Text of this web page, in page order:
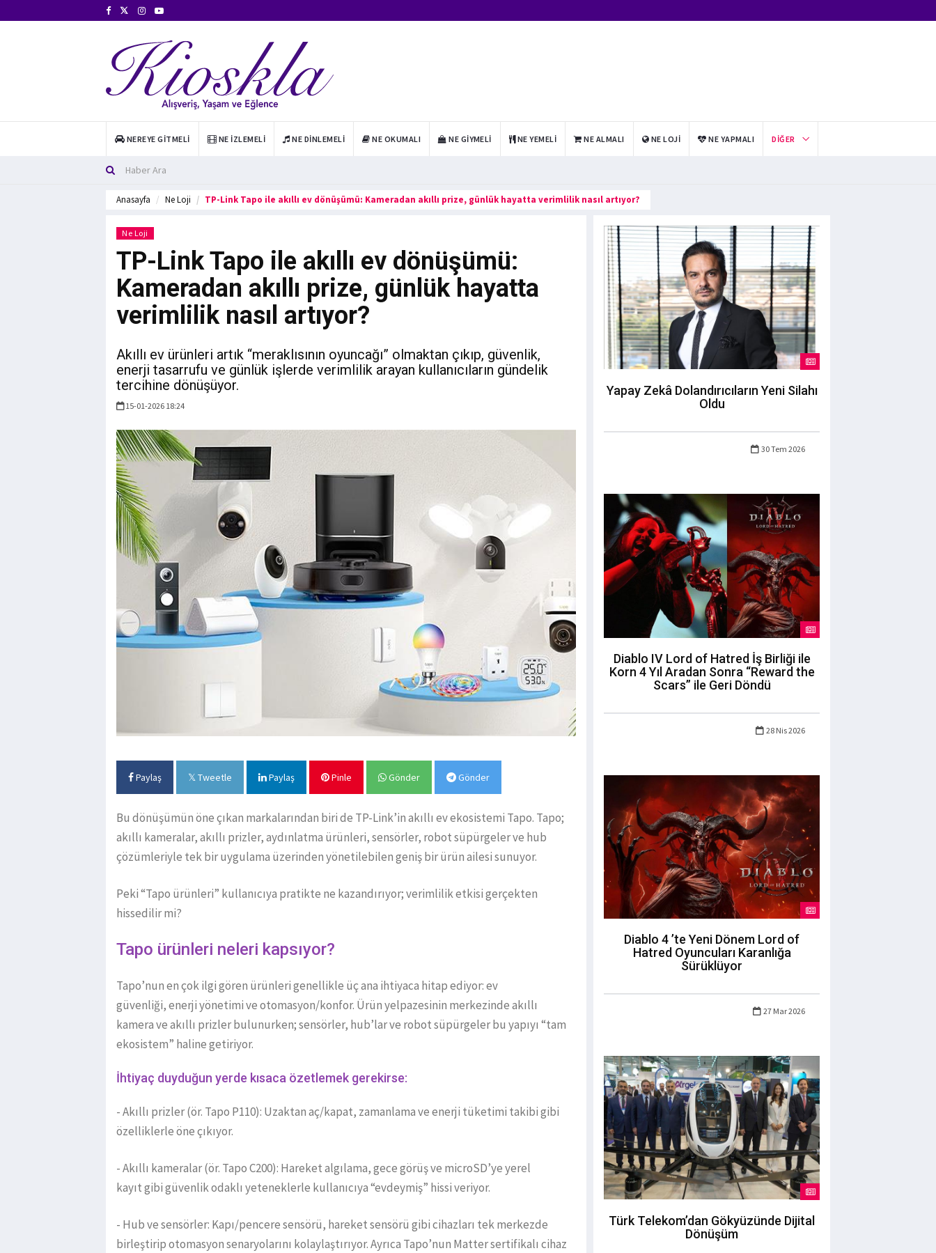
NEREYE GITMELI NE İZLEMELI NE DINLEMELI NE OKUMALI NE GIYMELI NE YEMELI NE ALMALI NE LOJI NE YAPMALI DIĞER
Anasayfa Ne Loji TP-Link Tapo ile akıllı ev dönüşümü: Kameradan akıllı prize, günlük hayatta verimlilik nasıl artıyor?
Ne Loji
TP-Link Tapo ile akıllı ev dönüşümü:
Kameradan akıllı prize, günlük hayatta
verimlilik nasıl artıyor?
Akıllı ev ürünleri artık “meraklısının oyuncağı” olmaktan çıkıp, güvenlik,
enerji tasarrufu ve günlük işlerde verimlilik arayan kullanıcıların gündelik
tercihine dönüşüyor.
15-01-2026 18:24
Paylaş Tweetle Paylaş Pinle Gönder Gönder
Bu dönüşümün öne çıkan markalarından biri de TP-Link’in akıllı ev ekosistemi Tapo. Tapo;
akıllı kameralar, akıllı prizler, aydınlatma ürünleri, sensörler, robot süpürgeler ve hub
çözümleriyle tek bir uygulama üzerinden yönetilebilen geniş bir ürün ailesi sunuyor.
Peki “Tapo ürünleri” kullanıcıya pratikte ne kazandırıyor; verimlilik etkisi gerçekten
hissedilir mi?
Tapo ürünleri neleri kapsıyor?
Tapo’nun en çok ilgi gören ürünleri genellikle üç ana ihtiyaca hitap ediyor: ev
güvenliği, enerji yönetimi ve otomasyon/konfor. Ürün yelpazesinin merkezinde akıllı
kamera ve akıllı prizler bulunurken; sensörler, hub’lar ve robot süpürgeler bu yapıyı “tam
ekosistem” haline getiriyor.
İhtiyaç duyduğun yerde kısaca özetlemek gerekirse:
- Akıllı prizler (ör. Tapo P110): Uzaktan aç/kapat, zamanlama ve enerji tüketimi takibi gibi
özelliklerle öne çıkıyor.
- Akıllı kameralar (ör. Tapo C200): Hareket algılama, gece görüş ve microSD’ye yerel
kayıt gibi güvenlik odaklı yeteneklerle kullanıcıya “evdeymiş” hissi veriyor.
- Hub ve sensörler: Kapı/pencere sensörü, hareket sensörü gibi cihazları tek merkezde
birleştirip otomasyon senaryolarını kolaylaştırıyor. Ayrıca Tapo’nun Matter sertifikalı cihaz
Yapay Zekâ Dolandırıcıların Yeni Silahı
Oldu
30 Tem 2026
Diablo IV Lord of Hatred İş Birliği ile
Korn 4 Yıl Aradan Sonra “Reward the
Scars” ile Geri Döndü
28 Nis 2026
Diablo 4 ’te Yeni Dönem Lord of
Hatred Oyuncuları Karanlığa
Sürüklüyor
27 Mar 2026
Türk Telekom’dan Gökyüzünde Dijital
Dönüşüm